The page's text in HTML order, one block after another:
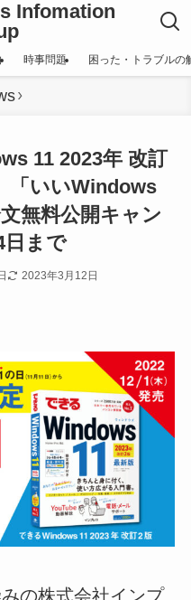
Infomation
時事問題 困った・トラブルの
11 2023年 改訂
「いいWindows
無料公開キャン
日まで
2023年3月12日
の株式会社インプ